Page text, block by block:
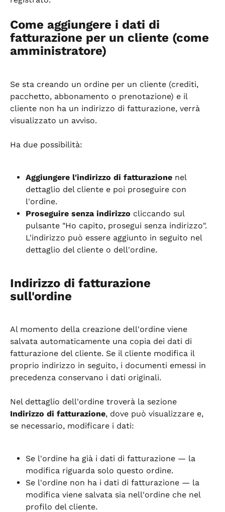
Come aggiungere i dati di
fatturazione per un cliente (come
amministratore)
Se sta creando un ordine per un cliente (crediti,
pacchetto, abbonamento o prenotazione) e il
cliente non ha un indirizzo di fatturazione, verrà
visualizzato un avviso.
Ha due possibilità:
Aggiungere l'indirizzo di fatturazione nel
dettaglio del cliente e poi proseguire con
l'ordine.
Proseguire senza indirizzo cliccando sul
pulsante "Ho capito, prosegui senza indirizzo".
L'indirizzo può essere aggiunto in seguito nel
dettaglio del cliente o dell'ordine.
Indirizzo di fatturazione
sull'ordine
Al momento della creazione dell'ordine viene
salvata automaticamente una copia dei dati di
fatturazione del cliente. Se il cliente modifica il
proprio indirizzo in seguito, i documenti emessi in
precedenza conservano i dati originali.
Nel dettaglio dell'ordine troverà la sezione
Indirizzo di fatturazione, dove può visualizzare e,
se necessario, modificare i dati:
Se l'ordine ha già i dati di fatturazione — la
modifica riguarda solo questo ordine.
Se l'ordine non ha i dati di fatturazione — la
modifica viene salvata sia nell'ordine che nel
profilo del cliente.